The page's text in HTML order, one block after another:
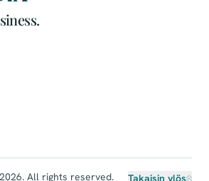
All rights reserved. Takaisin ylös